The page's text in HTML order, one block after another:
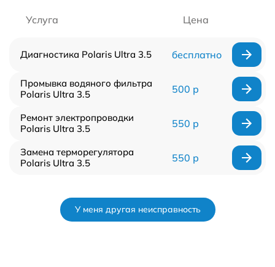
Услуга Цена
Диагностика Polaris Ultra 3.5 бесплатно
Промывка водяного фильтра
Polaris Ultra 3.5
500 р
Ремонт электропроводки
Polaris Ultra 3.5
550 р
Замена терморегулятора
Polaris Ultra 3.5
550 р
У меня другая неисправность